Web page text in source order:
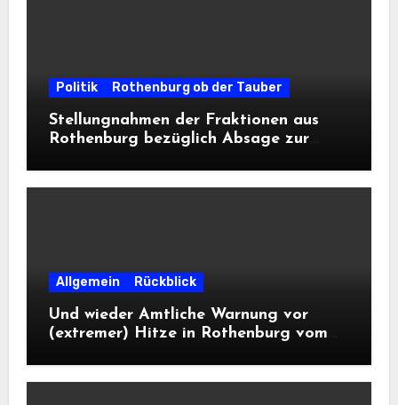
Politik Rothenburg ob der Tauber
Stellungnahmen der Fraktionen aus
Rothenburg bezüglich Absage zur
Allgemein Rückblick
Und wieder Amtliche Warnung vor
(extremer) Hitze in Rothenburg vom